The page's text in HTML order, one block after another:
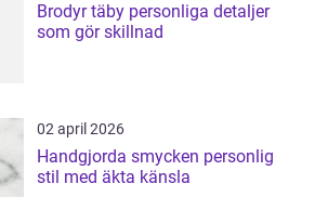
Brodyr täby personliga detaljer
som gör skillnad
02 april 2026
Handgjorda smycken personlig
stil med äkta känsla